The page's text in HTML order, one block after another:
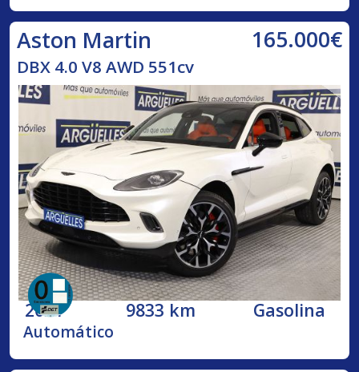
Aston Martin 165.000€
DBX 4.0 V8 AWD 551cv
2021 9833 km Gasolina
Automático